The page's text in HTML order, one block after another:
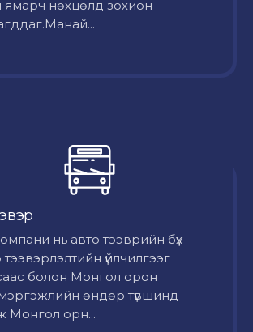
ямарч нөхцөлд зохион
нь авто тээврийн бүх
үйлчилгээг
болон Монгол орон
өндөр түвшинд
Монгол орн...